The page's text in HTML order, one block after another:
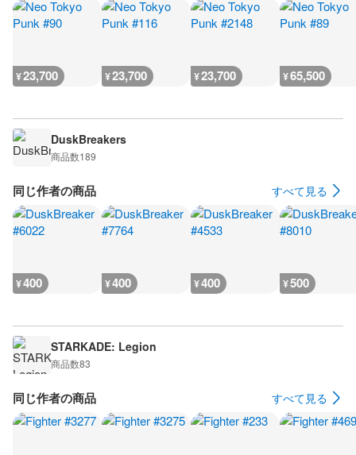
¥23,700 ¥23,700 ¥23,700 ¥65,500
DuskBreakers
商品数189
同じ作者の商品 すべて見る
¥400 ¥400 ¥400 ¥500
STARKADE: Legion
商品数83
同じ作者の商品 すべて見る